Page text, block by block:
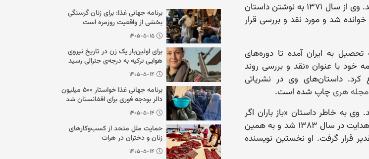
حمیرا قادری در سوم حوت ۱۳۵۸ از پدر و مادری هراتی در کابل به دنیا آمد. وی از سال ۱۳۷۱ به نوشتن داستان
شد و مورد نقد و بررسی قرار
روی آورده، در سال ۱۳۷۹ برای ادامه تحصیل به ایران آمده تا دوره‌های
را سپری نمود و در سال ۱۳۸۹ از پایان نامه خود با عنوان «نقد و بررسی روند
داستان‌های وی در نشریاتی
هری چاپ شده‌ است.
به خاطر داستان «باز باران اگر
می‌بارید» موفق به دریافت لوح تقدیر در سومین دوره جایزه ادبی صادق هدایت در سال ۱۳۸۳ شد و به همین
قرار گرفت. او نخستین نویسنده
برنامه جهانی غذا: برای زنان گرسنگی
بخشی از واقعیت روزمره است
۱۴۰۵-۵-۱۵
برای اولین‌بار یک زن در تاریخ نیروی
هوایی ترکیه به درجه‌ی جنرالی رسید
۱۴۰۵-۵-۱۴
برنامه جهانی غذا خواستار ۵۰۰ میلیون
دالر بودجه فوری برای افغانستان شد
۱۴۰۵-۵-۱۴
حمایت ملل متحد از کسب‌وکارهای
زنان و دختران در هرات
۱۴۰۵-۵-۱۴